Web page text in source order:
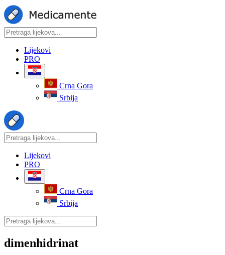
Lijekovi
PRO
Crna Gora
Srbija
Lijekovi
PRO
Crna Gora
Srbija
dimenhidrinat